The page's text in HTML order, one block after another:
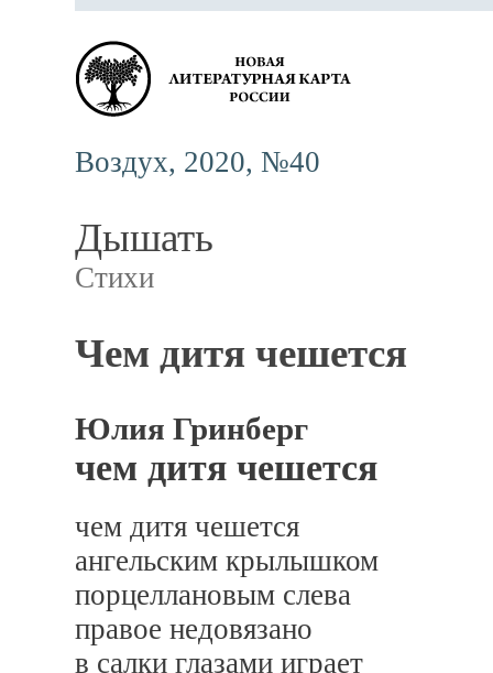
Воздух, 2020, №40
Дышать
Стихи
Чем дитя чешется
Юлия Гринберг
чем дитя чешется
чем дитя чешется
ангельским крылышком
порцеллановым слева
правое недовязано
в салки глазами играет